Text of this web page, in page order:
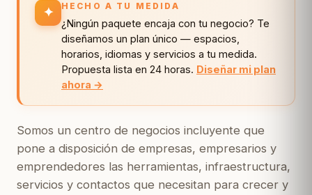
✦ HECHO A TU MEDIDA
¿Ningún paquete encaja con tu negocio? Te
diseñamos un plan único — espacios,
horarios, idiomas y servicios a tu medida.
Propuesta lista en 24 horas. Diseñar mi plan
ahora →
Somos un centro de negocios incluyente que
pone a disposición de empresas, empresarios y
emprendedores las herramientas, infraestructura,
servicios y contactos que necesitan para crecer y